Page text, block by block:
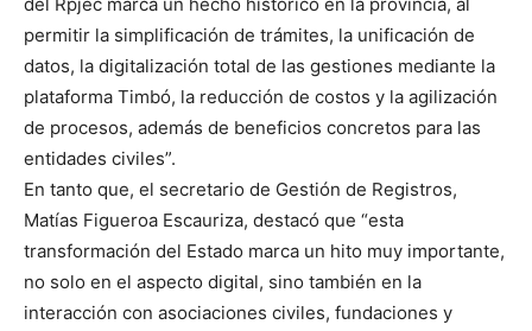
permitir la simplificación de trámites, la unificación de
datos, la digitalización total de las gestiones mediante la
plataforma Timbó, la reducción de costos y la agilización
de procesos, además de beneficios concretos para las
entidades civiles”.
En tanto que, el secretario de Gestión de Registros,
Matías Figueroa Escauriza, destacó que “esta
transformación del Estado marca un hito muy importante,
no solo en el aspecto digital, sino también en la
interacción con asociaciones civiles, fundaciones y